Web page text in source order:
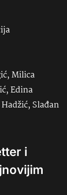
Milica
Edina
Slađan
i